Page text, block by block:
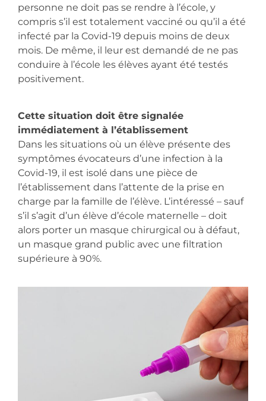
personne ne doit pas se rendre à l’école, y
compris s’il est totalement vacciné ou qu’il a été
infecté par la Covid-19 depuis moins de deux
mois. De même, il leur est demandé de ne pas
conduire à l’école les élèves ayant été testés
positivement.
Cette situation doit être signalée
immédiatement à l’établissement
Dans les situations où un élève présente des
symptômes évocateurs d’une infection à la
Covid-19, il est isolé dans une pièce de
l’établissement dans l’attente de la prise en
charge par la famille de l’élève. L’intéressé – sauf
s’il s’agit d’un élève d’école maternelle – doit
alors porter un masque chirurgical ou à défaut,
un masque grand public avec une filtration
supérieure à 90%.